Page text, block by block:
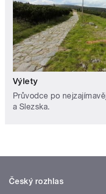
Výlety
Průvodce po
a Slezska.
Český rozhlas